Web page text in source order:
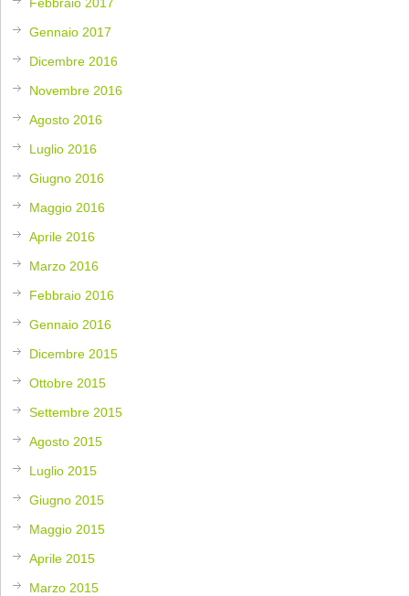
Gennaio 2017
Dicembre 2016
Novembre 2016
Agosto 2016
Luglio 2016
Giugno 2016
Maggio 2016
Aprile 2016
Marzo 2016
Febbraio 2016
Gennaio 2016
Dicembre 2015
Ottobre 2015
Settembre 2015
Agosto 2015
Luglio 2015
Giugno 2015
Maggio 2015
Aprile 2015
Marzo 2015